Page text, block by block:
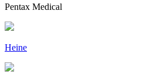
Pentax Medical
Heine